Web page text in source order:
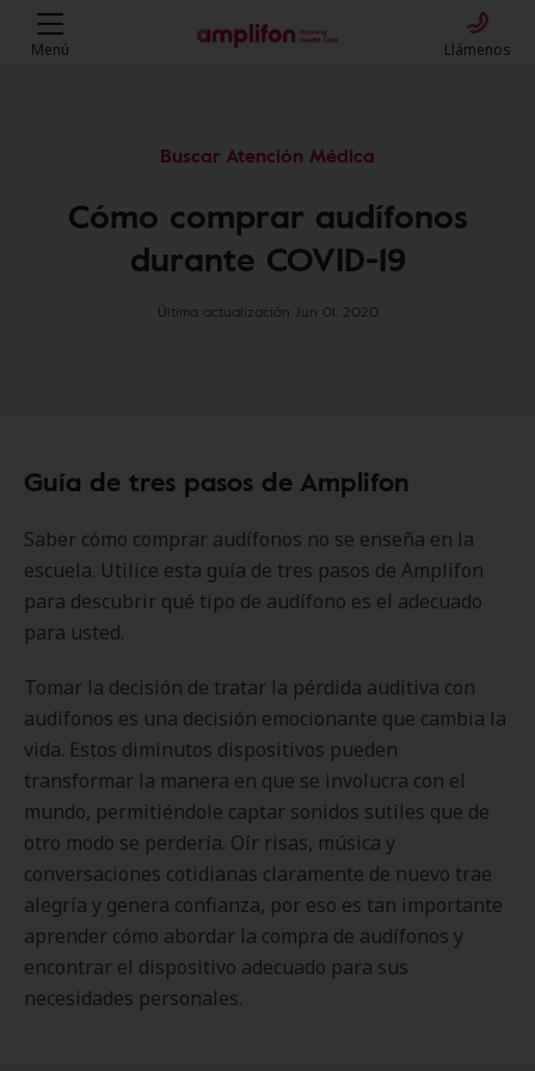
Menú Llámenos
Buscar Atención Médica
Cómo comprar audífonos
durante COVID-19
Última actualización Jun 01, 2020
Guía de tres pasos de Amplifon
Saber cómo comprar audífonos no se enseña en la
escuela. Utilice esta guía de tres pasos de Amplifon
para descubrir qué tipo de audífono es el adecuado
para usted.
Tomar la decisión de tratar la pérdida auditiva con
audífonos es una decisión emocionante que cambia la
vida. Estos diminutos dispositivos pueden
transformar la manera en que se involucra con el
mundo, permitiéndole captar sonidos sutiles que de
otro modo se perdería. Oír risas, música y
conversaciones cotidianas claramente de nuevo trae
alegría y genera confianza, por eso es tan importante
aprender cómo abordar la compra de audífonos y
encontrar el dispositivo adecuado para sus
necesidades personales.